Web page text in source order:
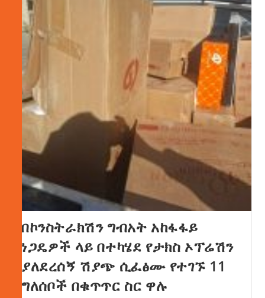
በኮንስትራክሽን ግብአት አከፋፋይ
ነጋዴዎች ላይ በተካሄደ የታክስ ኦፕሬሽን
ያለደረሰኝ ሽያጭ ሲፈፅሙ የተገኙ 11
ግለሰቦች በቁጥጥር ስር ዋሉ